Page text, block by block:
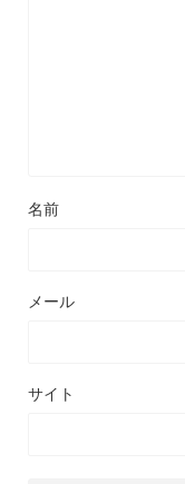
名前
メール
サイト